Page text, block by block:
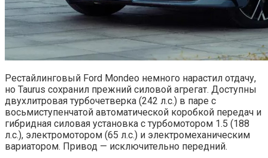
Рестайлинговый Ford Mondeo немного нарастил отдачу,
но Taurus сохранил прежний силовой агрегат. Доступны
двухлитровая турбочетверка (242 л.с.) в паре с
восьмиступенчатой автоматической коробкой передач и
гибридная силовая установка с турбомотором 1.5 (188
л.с.), электромотором (65 л.с.) и электромеханическим
вариатором. Привод — исключительно передний.